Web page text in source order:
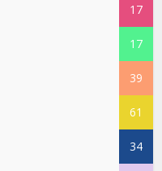
17
17
39
61
34